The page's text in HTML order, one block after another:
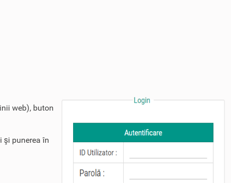
web), buton
şi punerea în